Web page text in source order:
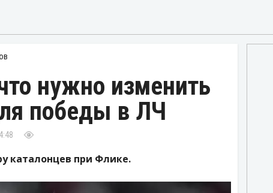
нужно изменить
победы в ЛЧ
каталонцев при Флике.